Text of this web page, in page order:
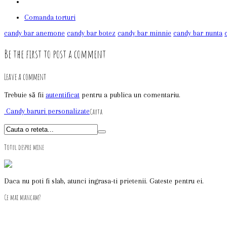
Comanda torturi
candy bar anemone candy bar botez candy bar minnie candy bar nunta
Be the first to post a comment
Leave a comment
Trebuie să fii autentificat pentru a publica un comentariu.
Candy baruri personalizateCauta
Totul despre mine
Daca nu poti fi slab, atunci ingrasa-ti prietenii. Gateste pentru ei.
Ce mai mancam?